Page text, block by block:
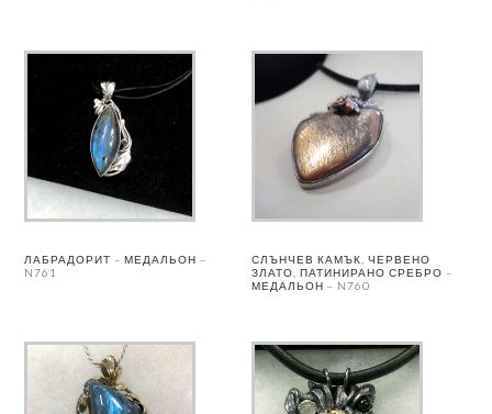
ЛАБРАДОРИТ – МЕДАЛЬОН –
N761
СЛЪНЧЕВ КАМЪК, ЧЕРВЕНО
ЗЛАТО, ПАТИНИРАНО СРЕБРО –
МЕДАЛЬОН – N760